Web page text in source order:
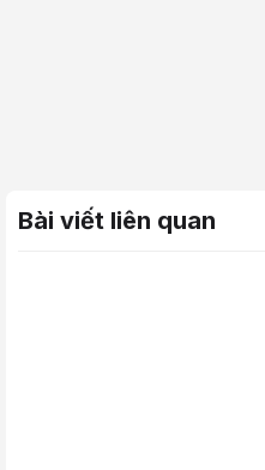
Bài viết liên quan